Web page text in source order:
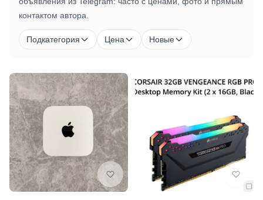
контактом автора.
Подкатегория Цена Новые